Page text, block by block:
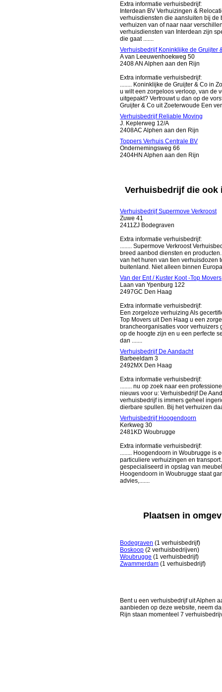
Extra informatie verhuisbedrijf:
Interdean BV Verhuizingen &
verhuisdiensten die aansluiten bij
verhuizen van of naar naar
verhuisdiensten van Interdean zijn
die gaat .......
Verhuisbedrijf Koninklijke de Gruijter
A van Leeuwenhoekweg 50
2408 AN Alphen aan den Rijn
Extra informatie verhuisbedrijf:
........ Koninklijke de Gruijter & Co in
u wilt een zorgeloos verloop, van de
uitgepakt? Vertrouwt u dan op de
Gruijter & Co uit Zoeterwoude Een
Verhuisbedrijf Reliable Moving
J. Keplerweg 12/A
2408AC Alphen aan den Rijn
Toppers Verhuis Centrale BV
Ondernemingsweg 66
2404HN Alphen aan den Rijn
Verhuisbedrijf die ook
Verhuisbedrijf Supermove Verkroost
Zuwe 41
2411ZJ Bodegraven
Extra informatie verhuisbedrijf:
........ Supermove Verkroost
breed aanbod diensten en
van het huren van tien verhuisdozen
buitenland. Niet alleen binnen
Van der Ent / Kuster Koot -Top Movers
Laan van Ypenburg 122
2497GC Den Haag
Extra informatie verhuisbedrijf:
Een zorgeloze verhuizing Als
Top Movers uit Den Haag u een
brancheorganisaties voor
op de hoogte zijn en u een perfecte
dan .......
Verhuisbedrijf De Aandacht
Barbeeldam 3
2492MX Den Haag
Extra informatie verhuisbedrijf:
........ nu op zoek naar een
nieuws voor u: Verhuisbedrijf De
verhuisbedrijf is immers geheel
dierbare spullen. Bij het verhuizen
Verhuisbedrijf Hoogendoorn
Kerkweg 30
2481KD Woubrugge
Extra informatie verhuisbedrijf:
........ Hoogendoorn in Woubrugge is
particuliere verhuizingen en
gespecialiseerd in opslag van
Hoogendoorn in Woubrugge staat
advies,.......
Plaatsen in
Bodegraven (1 verhuisbedrijf)
Boskoop (2 verhuisbedrijven)
Woubrugge (1 verhuisbedrijf)
Zwammerdam (1 verhuisbedrijf)
Bent u een verhuisbedrijf uit Alphen
aanbieden op deze website, neem
Rijn staan momenteel 7